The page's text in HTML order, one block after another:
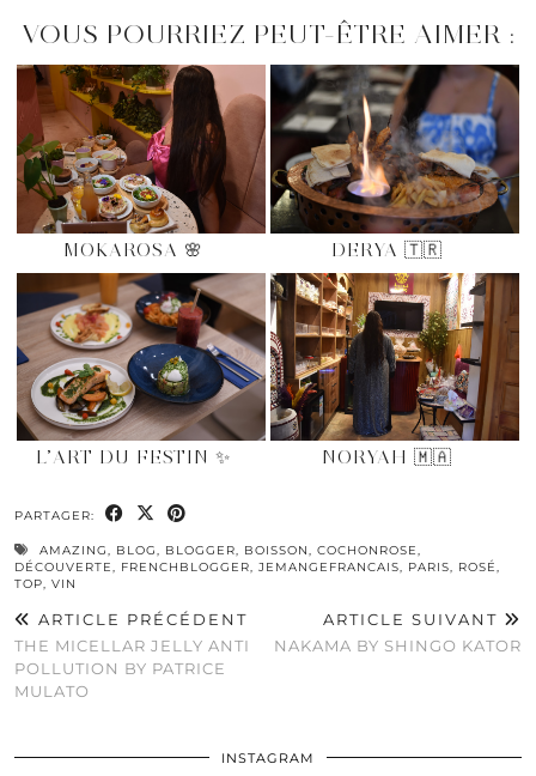
VOUS POURRIEZ PEUT-ÊTRE AIMER :
MOKAROSA 🌸 DERYA 🇹🇷
L’ART DU FESTIN ✨ NORYAH 🇲🇦
PARTAGER:
AMAZING, BLOG, BLOGGER, BOISSON, COCHONROSE,
DÉCOUVERTE, FRENCHBLOGGER, JEMANGEFRANCAIS, PARIS, ROSÉ,
TOP, VIN
ARTICLE PRÉCÉDENT
THE MICELLAR JELLY ANTI
POLLUTION BY PATRICE
MULATO
ARTICLE SUIVANT
NAKAMA BY SHINGO KATOR
INSTAGRAM